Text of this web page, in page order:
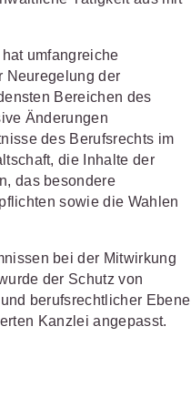
Online-
Fachanwältein
umfangreiche
Neuregelung der
Bereichen des
Änderungen
des Berufsrechts im
die Inhalte der
das besondere
sowie die Wahlen
bei der Mitwirkung
der Schutz von
berufsrechtlicher Ebene
Kanzlei angepasst.